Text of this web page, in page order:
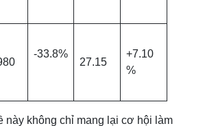
-33.8%
27.15
+7.10
%
này không chỉ mang lại cơ hội làm